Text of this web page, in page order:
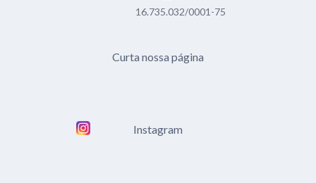
16.735.032/0001-75
Curta nossa página
Instagram